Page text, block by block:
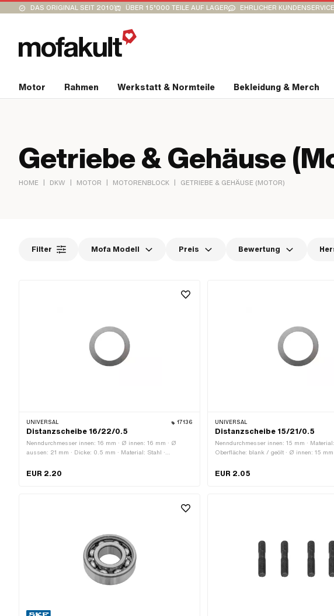
DAS ORIGINAL SEIT 2010 ÜBER 15’000 TEILE AUF LAGER EHRLICHER KUNDENSERVICE
Motor Rahmen Werkstatt & Normteile Bekleidung & Merch
Getriebe & Gehäuse
HOME | DKW | MOTOR | MOTORENBLOCK | GETRIEBE & GEHÄUSE (MOTOR)
Filter Mofa Modell Preis Bewertung
UNIVERSAL 17136
Distanzscheibe 16/22/0.5
Nenndurchmesser innen: 16 mm · Ø innen: 16 mm · Ø
aussen: 21 mm · Dicke: 0.5 mm · Material: Stahl ·
EUR 2.20
UNIVERSAL
Distanzscheibe 15/21/0.5
Nenndurchmesser innen: 15 mm ·
Oberfläche: blank / geölt · Ø innen: 15
EUR 2.05